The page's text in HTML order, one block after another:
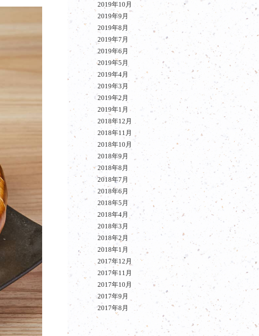
2019年10月
2019年9月
2019年8月
2019年7月
2019年6月
2019年5月
2019年4月
2019年3月
2019年2月
2019年1月
2018年12月
2018年11月
2018年10月
2018年9月
2018年8月
2018年7月
2018年6月
2018年5月
2018年4月
2018年3月
2018年2月
2018年1月
2017年12月
2017年11月
2017年10月
2017年9月
2017年8月